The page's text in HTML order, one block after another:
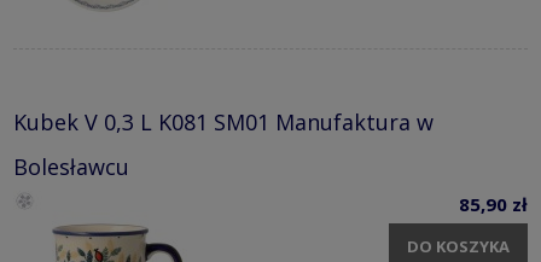
Kubek V 0,3 L K081 SM01 Manufaktura w
Bolesławcu
85,90 zł
DO KOSZYKA